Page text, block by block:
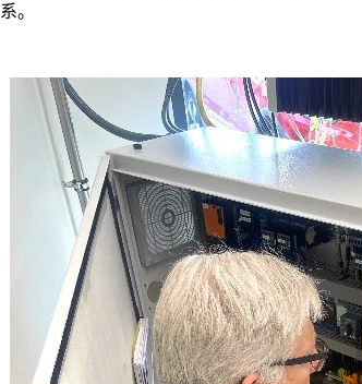
。